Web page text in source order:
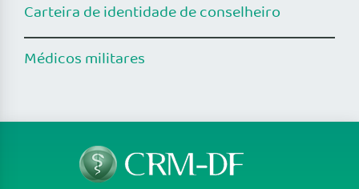
Carteira de identidade de conselheiro
Médicos militares